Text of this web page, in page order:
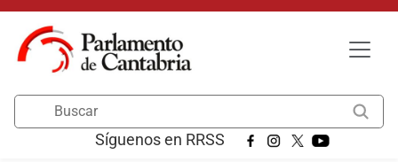
Pasar al contenido principal
Síguenos en RRSS